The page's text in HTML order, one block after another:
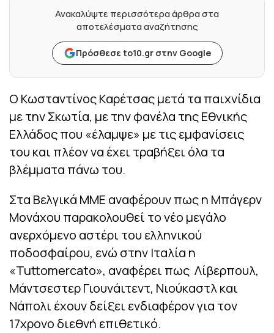
Ανακαλύψτε περισσότερα άρθρα στα
αποτελέσματα αναζήτησης
Πρόσθεσε to10.gr στην Google
Ο Κωσταντίνος Καρέτσας μετά τα παιχνίδια
με την Σκωτία, με την φανέλα της Εθνικής
Ελλάδος που «έλαμψε» με τις εμφανίσεις
του και πλέον να έχει τραβήξει όλα τα
βλέμματα πάνω του.
Στα Βελγικά ΜΜΕ αναφέρουν πως η Μπάγερν
Μονάχου παρακολουθεί το νέο μεγάλο
ανερχόμενο αστέρι του ελληνικού
ποδοσφαίρου, ενώ στην Ιταλία η
«Tuttomercato», αναφέρει πως Λίβερπουλ,
Μάντσεστερ Γιουνάιτεντ, Νιούκαστλ και
Νάπολι έχουν δείξει ενδιαφέρον για τον
17χρονο διεθνή επιθετικό.